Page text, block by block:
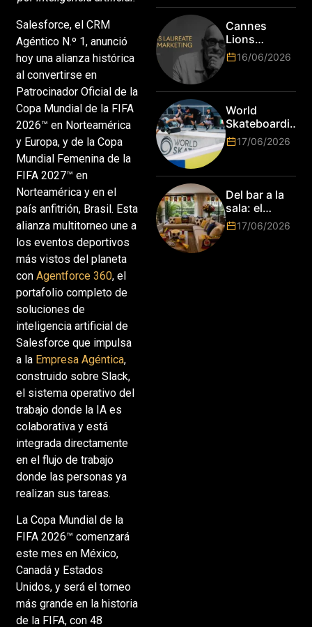
Salesforce, el CRM
Agéntico N.º 1, anunció
hoy una alianza histórica
al convertirse en
Patrocinador Oficial de la
Copa Mundial de la FIFA
2026™ en Norteamérica
y Europa, y de la Copa
Mundial Femenina de la
FIFA 2027™ en
Norteamérica y en el
país anfitrión, Brasil. Esta
alianza multitorneo une a
los eventos deportivos
más vistos del planeta
con Agentforce 360, el
portafolio completo de
soluciones de
inteligencia artificial de
Salesforce que impulsa
a la Empresa Agéntica,
construido sobre Slack,
el sistema operativo del
trabajo donde la IA es
colaborativa y está
integrada directamente
en el flujo de trabajo
donde las personas ya
realizan sus tareas.
La Copa Mundial de la
FIFA 2026™ comenzará
este mes en México,
Canadá y Estados
Unidos, y será el torneo
más grande en la historia
de la FIFA, con 48
es hora de
subir de
nivel! Las
marcas más
top del
Cannes
Lions
anuncia a
Jim Stengel
primer Lions
Laureate for
Marketing
16/06/2026
World
Skateboarding
Tour:
¡Resultados
Mundo de
Park de Roma
2026!
17/06/2026
Del bar a la
sala: el
Mundial
2026 vuelve
17/06/2026